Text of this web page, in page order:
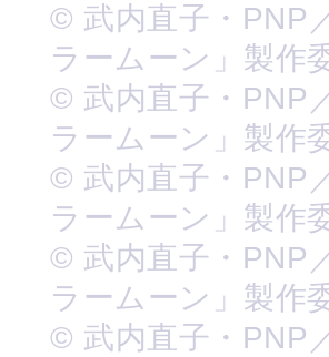
© 武内直子・PNP
ラームーン」製作
© 武内直子・PNP
ラームーン」製作
© 武内直子・PNP
ラームーン」製作
© 武内直子・PNP
ラームーン」製作
© 武内直子・PNP